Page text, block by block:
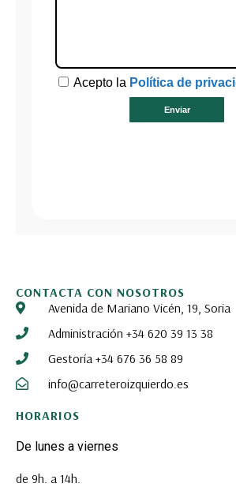
CONTACTA CON NOSOTROS
Avenida de Mariano Vicén, 19, Soria
Administración +34 620 39 13 38
Gestoría +34 676 36 58 89
info@carreteroizquierdo.es
HORARIOS
De lunes a viernes
de 9h. a 14h.